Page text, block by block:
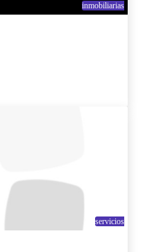
inmobiliarias
servicios